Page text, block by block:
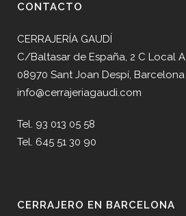
CONTACTO
CERRAJERÍA GAUDÍ
C/Baltasar de España, 2 C Local A
08970 Sant Joan Despí, Barcelona
info@cerrajeriagaudi.com
Tel. 93 013 05 58
Tel. 645 51 30 90
CERRAJERO EN BARCELONA